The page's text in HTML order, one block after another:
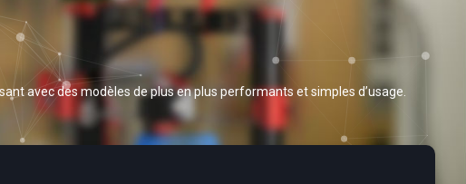
avec des modèles de plus en plus performants et simples d’usage.